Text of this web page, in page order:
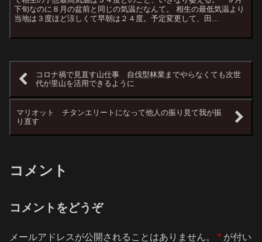
下旬なのに８月の盆前と同じの気温だなんて。 相生の最低気温より
当地は３度ほど涼しくて早朝は２４度。予定変更して、田...
コロナ禍で見直す山仕事 自伐型林業までやらなくても次世
代が里山を活用できるように
マリオット チタンエリートになって他人の振り見て我が振
り直す
コメント
コメントをどうぞ
メールアドレスが公開されることはありません。 * が付い